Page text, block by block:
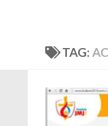
TAG: